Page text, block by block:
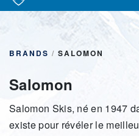
Main Navigation
BRANDS / SALOMON
Salomon
Salomon Skis, né en 1947
existe pour révéler le